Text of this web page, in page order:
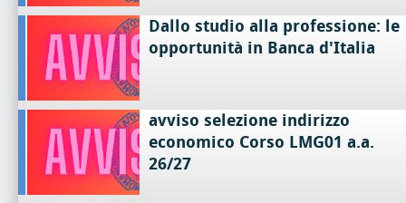
Dallo studio alla professione: le
opportunità in Banca d'Italia
avviso selezione indirizzo
economico Corso LMG01 a.a.
26/27